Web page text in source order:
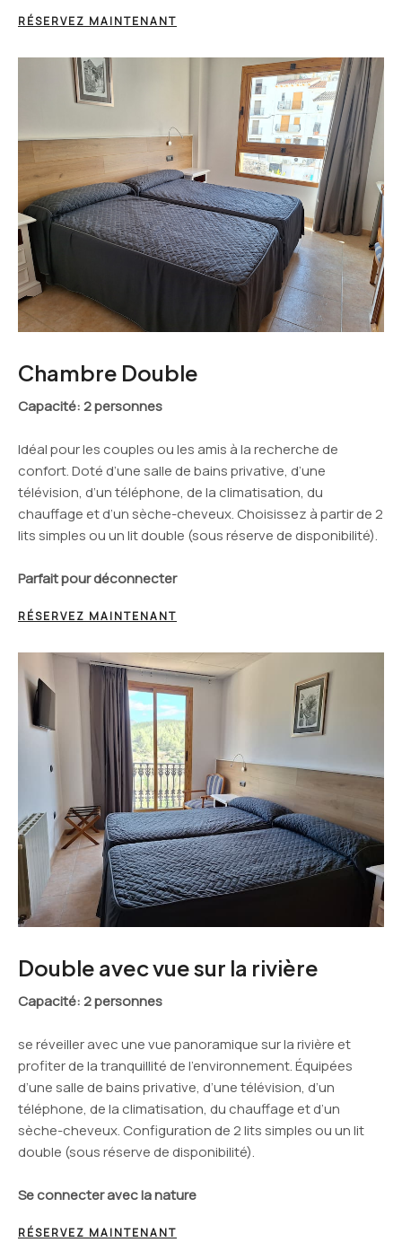
RÉSERVEZ MAINTENANT
Chambre Double
Capacité: 2 personnes
Idéal pour les couples ou les amis à la recherche de
confort. Doté d’une salle de bains privative, d’une
télévision, d’un téléphone, de la climatisation, du
chauffage et d’un sèche-cheveux. Choisissez à partir de 2
lits simples ou un lit double (sous réserve de disponibilité).
Parfait pour déconnecter
RÉSERVEZ MAINTENANT
Double avec vue sur la rivière
Capacité: 2 personnes
se réveiller avec une vue panoramique sur la rivière et
profiter de la tranquillité de l’environnement. Équipées
d’une salle de bains privative, d’une télévision, d’un
téléphone, de la climatisation, du chauffage et d’un
sèche-cheveux. Configuration de 2 lits simples ou un lit
double (sous réserve de disponibilité).
Se connecter avec la nature
RÉSERVEZ MAINTENANT